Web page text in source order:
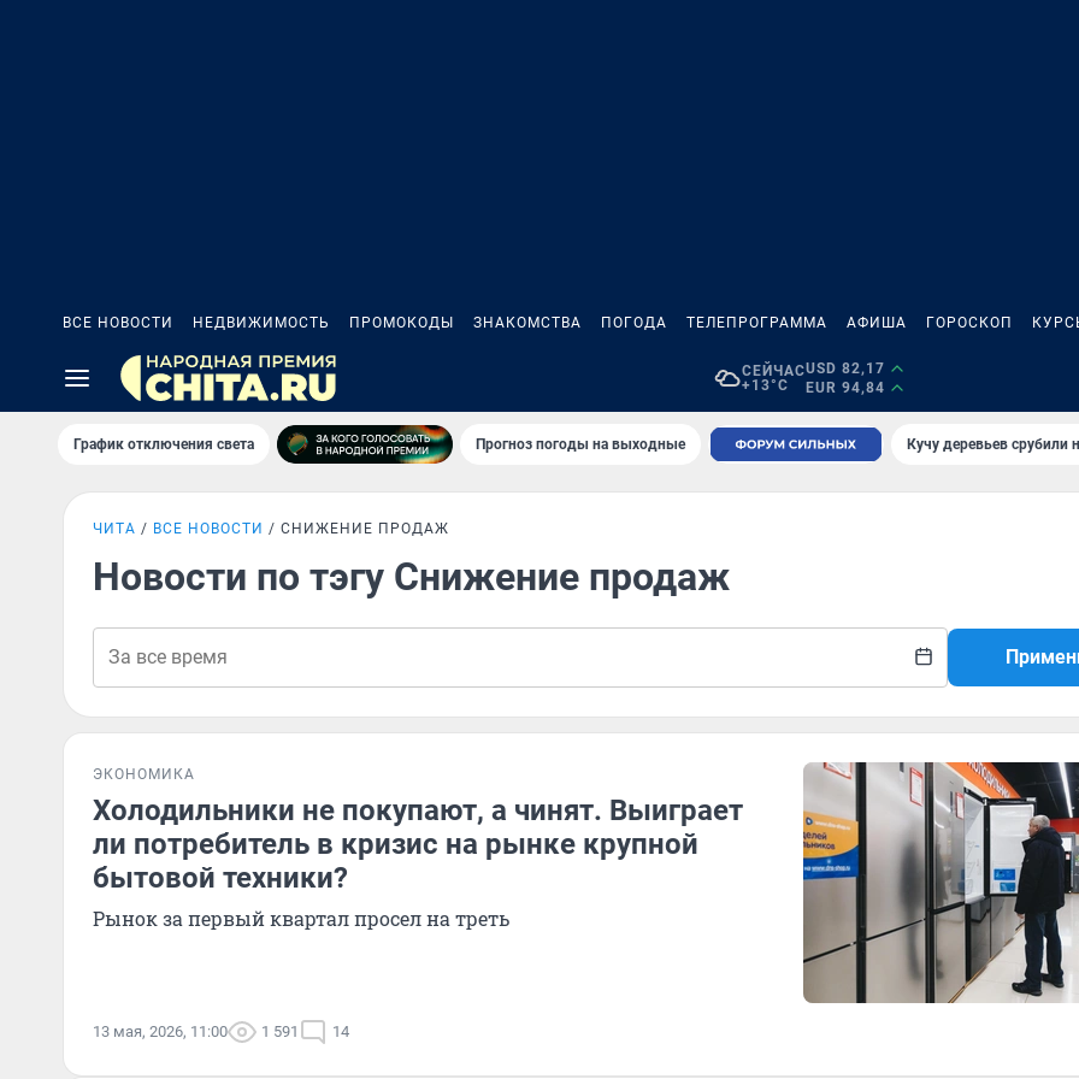
ВСЕ НОВОСТИ НЕДВИЖИМОСТЬ ПРОМОКОДЫ ЗНАКОМСТВА ПОГОДА ТЕЛЕПРОГРАММА АФИША ГОРОСКОП
СЕЙЧАС
+13°C
USD 82,17
EUR 94,84
График отключения света Прогноз погоды на выходные Кучу деревьев срубили
ЧИТА ВСЕ НОВОСТИ СНИЖЕНИЕ ПРОДАЖ
Новости по тэгу Снижение продаж
ЭКОНОМИКА
Холодильники не покупают, а чинят. Выиграет
ли потребитель в кризис на рынке крупной
бытовой техники?
Рынок за первый квартал просел на треть
13 мая, 2026, 11:00 1 591 14